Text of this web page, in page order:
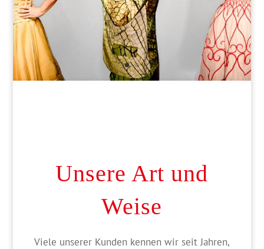
Unsere Art und
Weise
Viele unserer Kunden kennen wir seit Jahren,